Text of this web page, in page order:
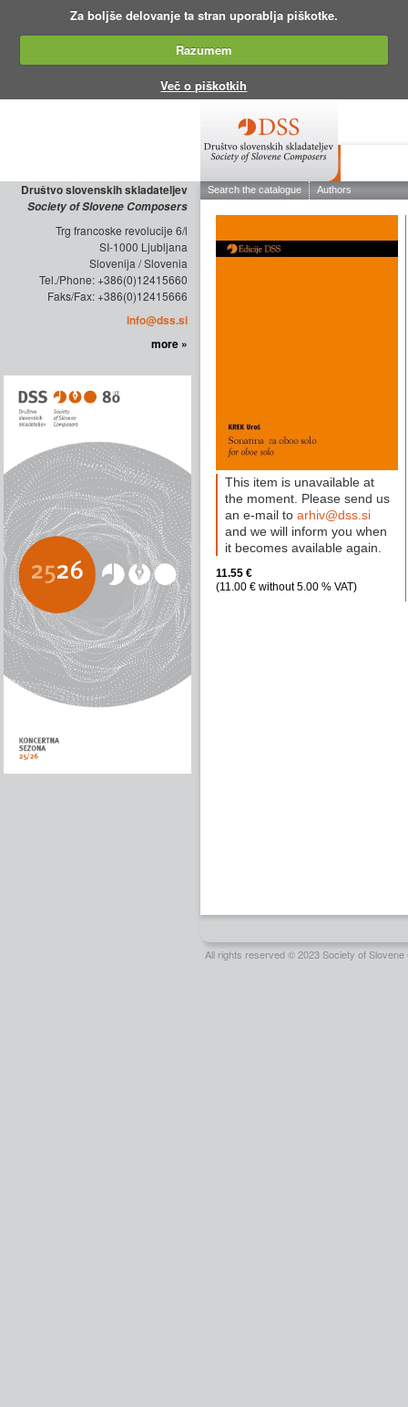
Za boljše delovanje ta stran uporablja piškotke.
Razumem
Več o piškotkih
Društvo slovenskih skladateljev
Society of Slovene Composers
Trg francoske revolucije 6/l
SI-1000 Ljubljana
Slovenija / Slovenia
Tel./Phone: +386(0)12415660
Faks/Fax: +386(0)12415666
info@dss.si
more »
All rights reserved © 2023 Society of